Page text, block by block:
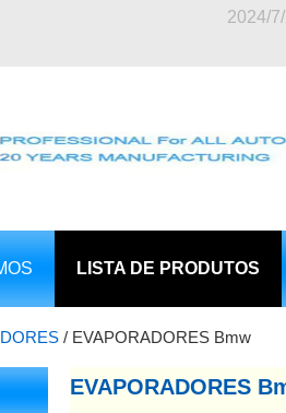
2024/
LISTA DE PRODUTOS
/ EVAPORADORES Bmw
EVAPORADORES